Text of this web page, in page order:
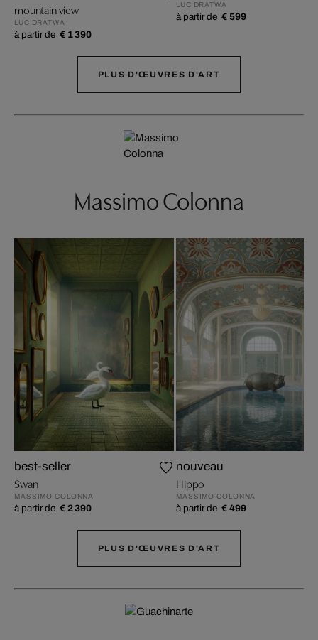
mountain view
LUC DRATWA
à partir de € 1 390
LUC DRATWA
à partir de € 599
PLUS D'ŒUVRES D'ART
Massimo Colonna
best-seller
Swan
MASSIMO COLONNA
à partir de € 2 390
nouveau
Hippo
MASSIMO COLONNA
à partir de € 499
PLUS D'ŒUVRES D'ART